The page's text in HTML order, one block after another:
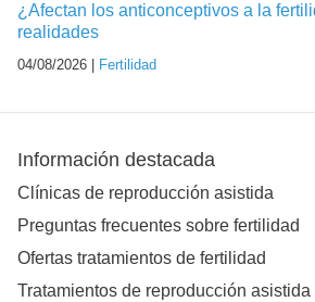
¿Afectan los anticonceptivos a la
realidades
04/08/2026 | Fertilidad
Información destacada
Clínicas de reproducción asistida
Preguntas frecuentes sobre fertilidad
Ofertas tratamientos de fertilidad
Tratamientos de reproducción asistida